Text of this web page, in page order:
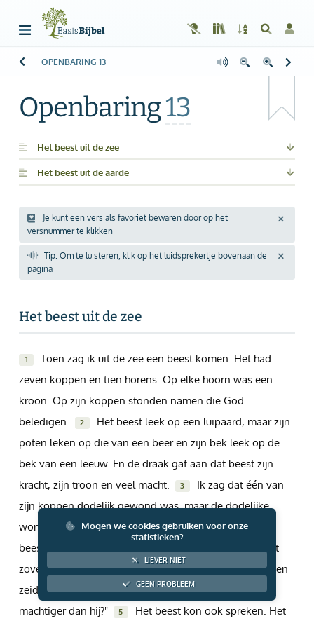
Welkom!
Start
Zoeken
Inloggen
Help
OPENBARING 13
Openbaring13
Het beest uit de zee
Het beest uit de aarde
Je kunt een vers als favoriet bewaren door op het
versnummer te klikken
Tip: Om te luisteren, klik op het luidsprekertje bovenaan de
pagina
Het beest uit de zee
1
Toen zag ik uit de zee een beest komen. Het had
zeven koppen en tien horens. Op elke hoorn was een
kroon. Op zijn koppen stonden namen die God
beledigen.
2
Het beest leek op een luipaard, maar zijn
poten leken op die van een beer en zijn bek leek op de
bek van een leeuw. En de draak gaf aan dat beest zijn
kracht, zijn troon en veel macht.
3
Ik zag dat één van
zijn koppen dodelijk gewond was, maar de dodelijke
wond genas. Daarom bewonderde de hele wereld het
beest.
En ze aanbaden de draak die aan het beest
zoveel macht had gegeven. En ze aanbaden het beest en
zeiden: "Wie is er zó geweldig als dit beest? Wie is er
machtiger dan hij?"
5
Het beest kon ook spreken. Het
Mogen we cookies gebruiken voor onze
statistieken?
LIEVER NIET
GEEN PROBLEEM